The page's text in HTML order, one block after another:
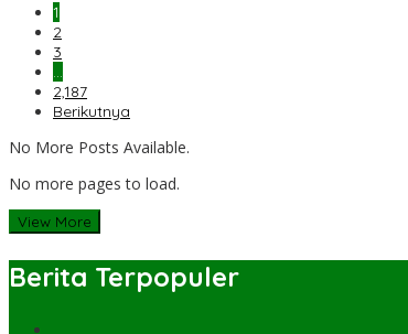
1
2
3
…
2,187
Berikutnya
No More Posts Available.
No more pages to load.
View More
Berita Terpopuler